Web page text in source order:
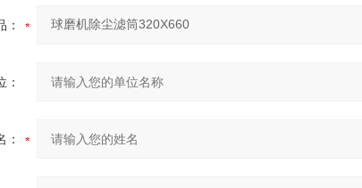
：
：
：